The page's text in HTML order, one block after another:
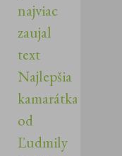
najviac
zaujal
text
Najlepšia
kamarátka
od
Ľudmily